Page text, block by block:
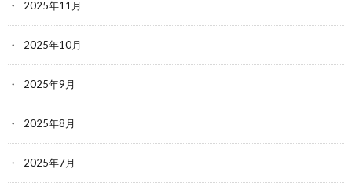
2025年11月
2025年10月
2025年9月
2025年8月
2025年7月